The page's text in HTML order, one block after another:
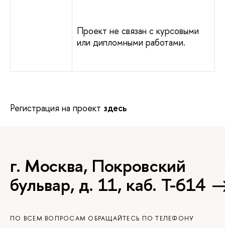
Проект не связан с курсовыми
или дипломными работами.
Регистрация на проект здесь
г. Москва, Покровский
бульвар, д. 11, каб. Т-614
ПО ВСЕМ ВОПРОСАМ ОБРАЩАЙТЕСЬ ПО ТЕЛЕФОНУ